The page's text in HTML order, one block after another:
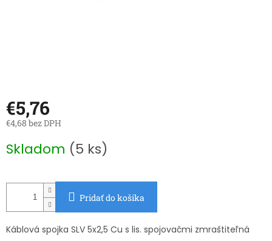
€5,76
€4,68 bez DPH
cena:
Skladom (5 ks)
Pridať do košíka
Káblová spojka SLV 5x2,5 Cu s lis. spojovačmi zmraštiteľná